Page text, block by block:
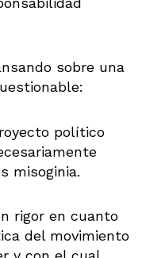
sobre una
político
misoginia.
rigor en cuanto
del movimiento